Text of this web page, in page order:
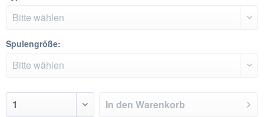
Spulengröße:
In den Warenkorb